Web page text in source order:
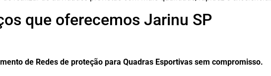
que oferecemos Jarinu SP
de Redes de proteção para Quadras Esportivas sem compromisso.